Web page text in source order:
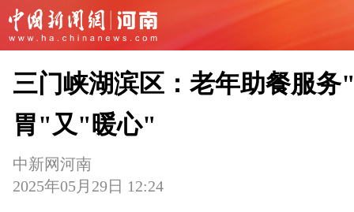
三门峡湖滨区：老年助餐服务
胃"又"暖心"
中新网河南
2025年05月29日 12:24